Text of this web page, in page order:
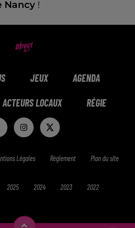
Nancy !
JEUX AGENDA
ACTEURS LOCAUX RÉGIE
Légales Réglement Plan du site
2025 2024 2023 2022